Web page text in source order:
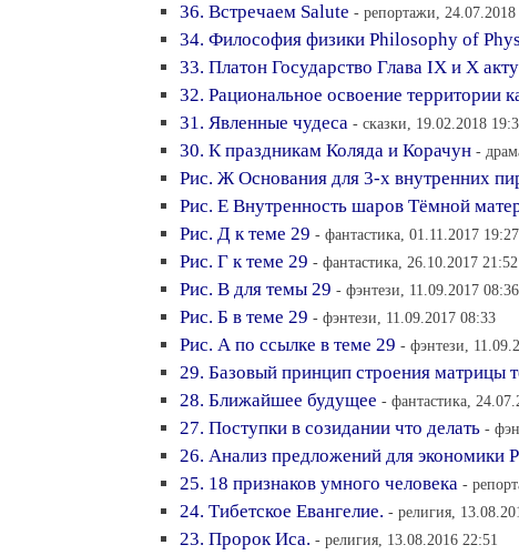
36. Встречаем Salute - репортажи, 24.07.2018
34. Философия физики Philosophy of
33. Платон Государство Глава IХ и Х
32. Рациональное освоение территории
31. Явленные чудеса - сказки, 19.02.2018
30. К праздникам Коляда и Корачун -
Рис. Ж Основания для 3-х внутренних
Рис. Е Внутренность шаров Тёмной
Рис. Д к теме 29 - фантастика, 01.11.2017 19:27
Рис. Г к теме 29 - фантастика, 26.10.2017 21:52
Рис. В для темы 29 - фэнтези, 11.09.2017 08:36
Рис. Б в теме 29 - фэнтези, 11.09.2017 08:33
Рис. А по ссылке в теме 29 - фэнтези,
29. Базовый принцип строения матрицы
28. Ближайшее будущее - фантастика,
27. Поступки в созидании что делать -
26. Анализ предложений для экономики
25. 18 признаков умного человека -
24. Тибетское Евангелие. - религия,
23. Пророк Иса. - религия, 13.08.2016 22:51